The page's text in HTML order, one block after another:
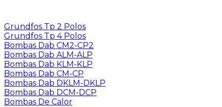
Grundfos Tp 2 Polos
Grundfos Tp 4 Polos
Bombas Dab CM2-CP2
Bombas Dab ALM-ALP
Bombas Dab KLM-KLP
Bombas Dab CM-CP
Bombas Dab DKLM-DKLP
Bombas Dab DCM-DCP
Bombas De Calor